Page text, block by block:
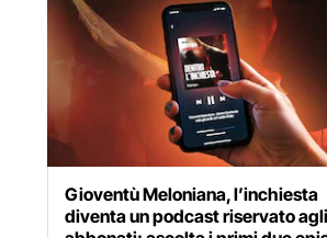
Gioventù Meloniana, l’inchiesta
diventa un podcast riservato agli